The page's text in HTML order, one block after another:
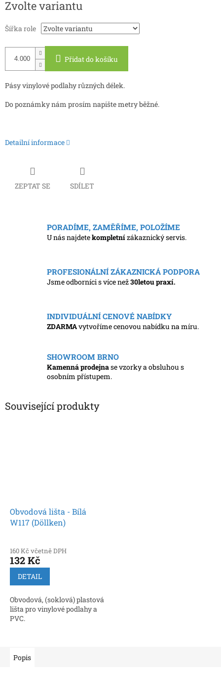
cena:
Zvolte variantu
Šířka role
Přidat do košíku
Pásy vinylové podlahy různých délek.
Do poznámky nám prosím napište metry běžné.
Detailní informace
ZEPTAT SE SDÍLET
PORADÍME, ZAMĚŘÍME, POLOŽÍME
U nás najdetekompletnízákaznický servis.
PROFESIONÁLNÍ ZÁKAZNICKÁ PODPORA
Jsme odborníci s více než30letou praxí.
INDIVIDUÁLNÍ CENOVÉ NABÍDKY
ZDARMAvytvoříme cenovou nabídku na míru.
SHOWROOM BRNO
Kamenná prodejnase vzorky a obsluhou s
osobním přístupem.
Související produkty
Obvodová lišta - Bílá
W117 (Döllken)
160 Kč včetně DPH
132 Kč
DETAIL
Obvodová, (soklová) plastová
lišta pro vinylové podlahy a
PVC.
Popis